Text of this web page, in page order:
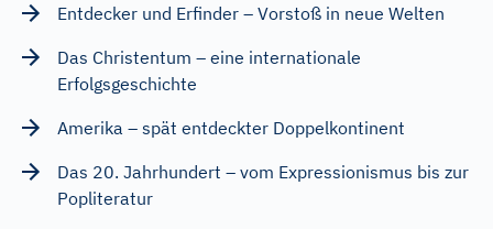
Entdecker und Erfinder – Vorstoß in neue Welten
Das Christentum – eine internationale
Erfolgsgeschichte
Amerika – spät entdeckter Doppelkontinent
Das 20. Jahrhundert – vom Expressionismus bis zur
Popliteratur